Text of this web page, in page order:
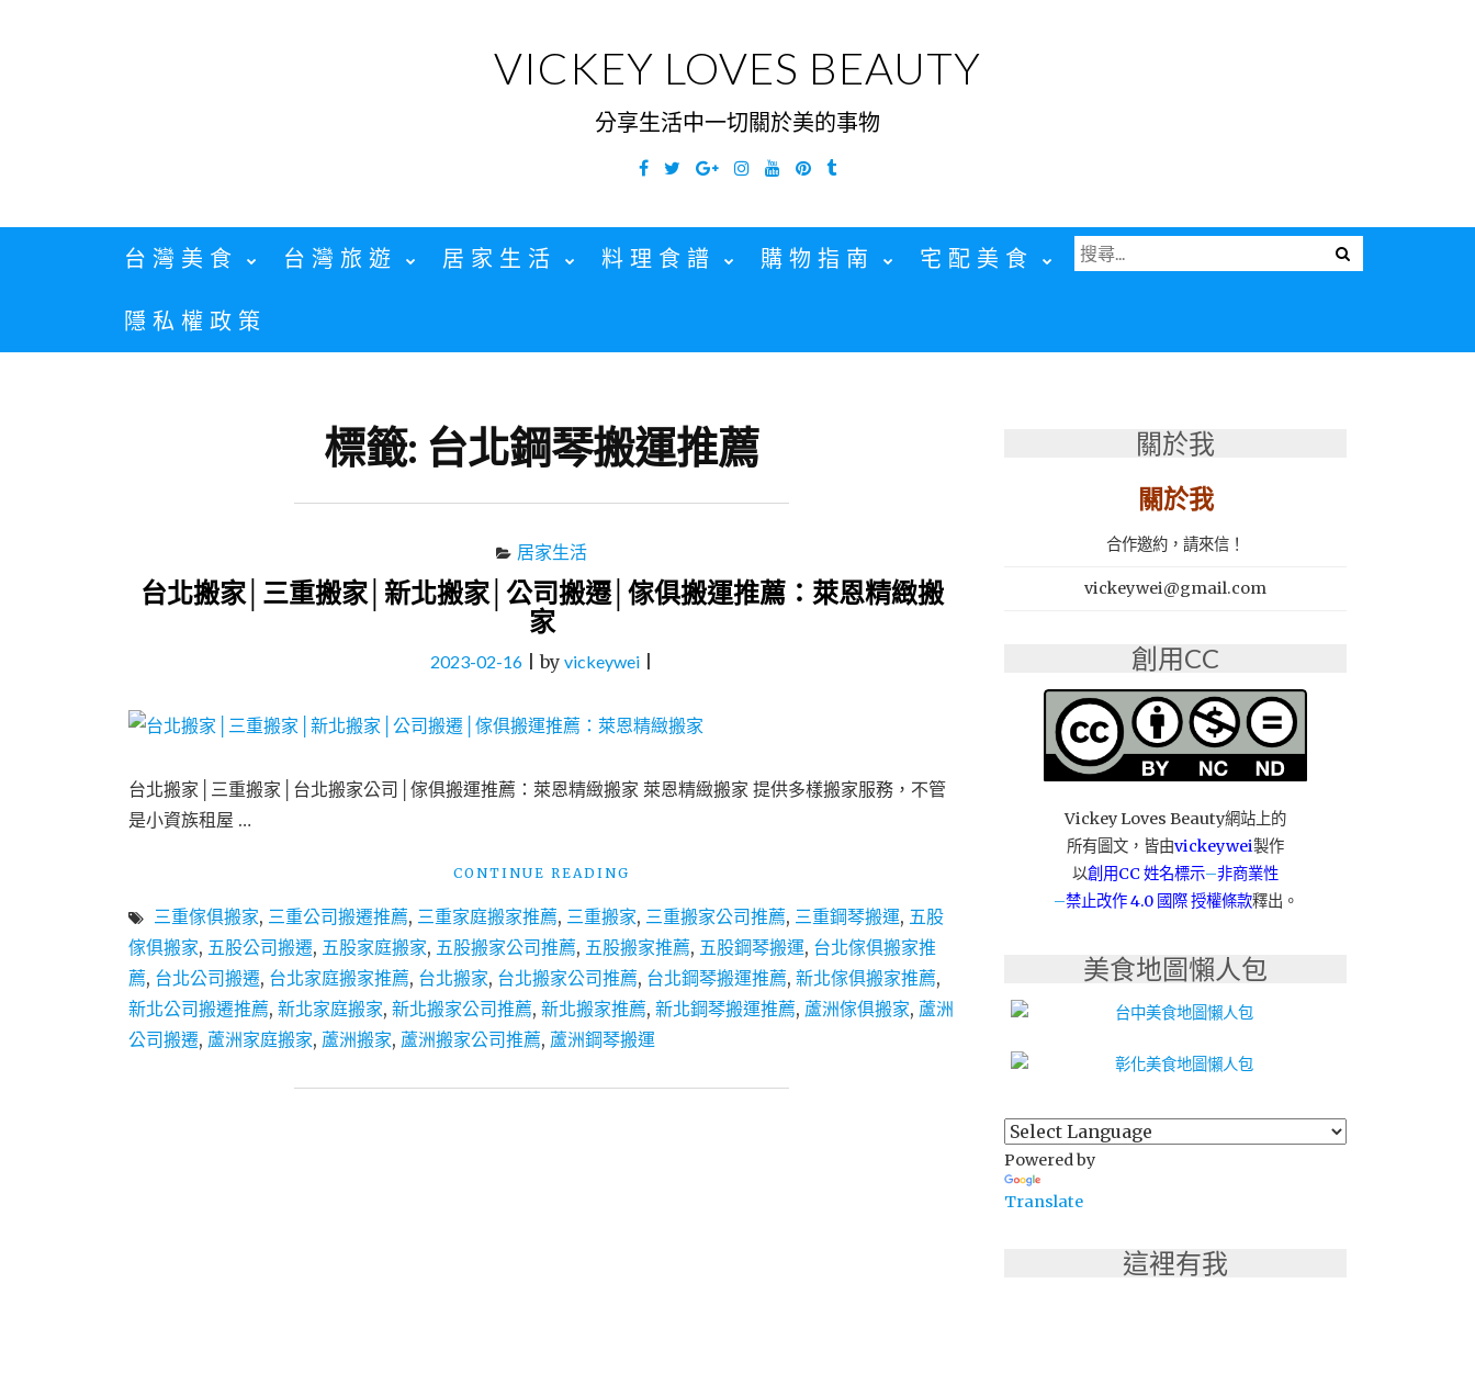
VICKEY LOVES BEAUTY
分享生活中一切關於美的事物
Facebook
TwitterGoogleInstagramYouTubePinterest
Tumblr
台灣美食 台灣旅遊 居家生活 料理食譜 購物指南 宅配美食
隱私權政策
Menu
搜
尋
標籤: 台北鋼琴搬運推薦
居家生活
台北搬家│三重搬家│新北搬家│公司搬遷│傢俱搬運推薦：萊恩精緻搬
家
2023-02-16 |by vickeywei
台北搬家│三重搬家│台北搬家公司│傢俱搬運推薦：萊恩精緻搬家 萊恩精緻搬家 提供多樣搬家服務，不管
是小資族租屋 …
CONTINUE READING
搬
家
三
重
搬
三重傢俱搬家, 三重公司搬遷推薦, 三重家庭搬家推薦, 三重搬家, 三重搬家公司推薦, 三重鋼琴搬運, 五股
傢俱搬家, 五股公司搬遷, 五股家庭搬家, 五股搬家公司推薦, 五股搬家推薦, 五股鋼琴搬運, 台北傢俱搬家推
薦, 台北公司搬遷, 台北家庭搬家推薦, 台北搬家, 台北搬家公司推薦, 台北鋼琴搬運推薦, 新北傢俱搬家推薦,
新北公司搬遷推薦, 新北家庭搬家, 新北搬家公司推薦, 新北搬家推薦, 新北鋼琴搬運推薦, 蘆洲傢俱搬家, 蘆洲
公司搬遷, 蘆洲家庭搬家, 蘆洲搬家, 蘆洲搬家公司推薦, 蘆洲鋼琴搬運
關於我
關於我
合作邀約，請來信！
vickeywei@gmail.com
創用CC
Vickey Loves Beauty網站上的
所有圖文，皆由vickeywei製作
以創用CC 姓名標示–非商業性
–禁止改作4.0 國際 授權條款釋出。
美食地圖懶人包
Powered by
Translate
這裡有我